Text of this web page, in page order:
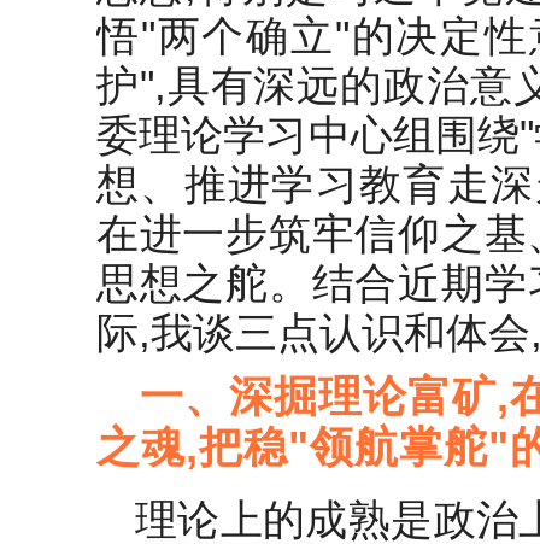
悟"两个确立"的决定
护",具有深远的政治意
委理论学习中心组围绕
想、推进学习教育走
在进一步筑牢信仰之
思想之舵。结合近期
际,我谈三点认识和体
一、深掘理论富矿,
之魂,把稳"领航掌舵"
理论上的成熟是政治